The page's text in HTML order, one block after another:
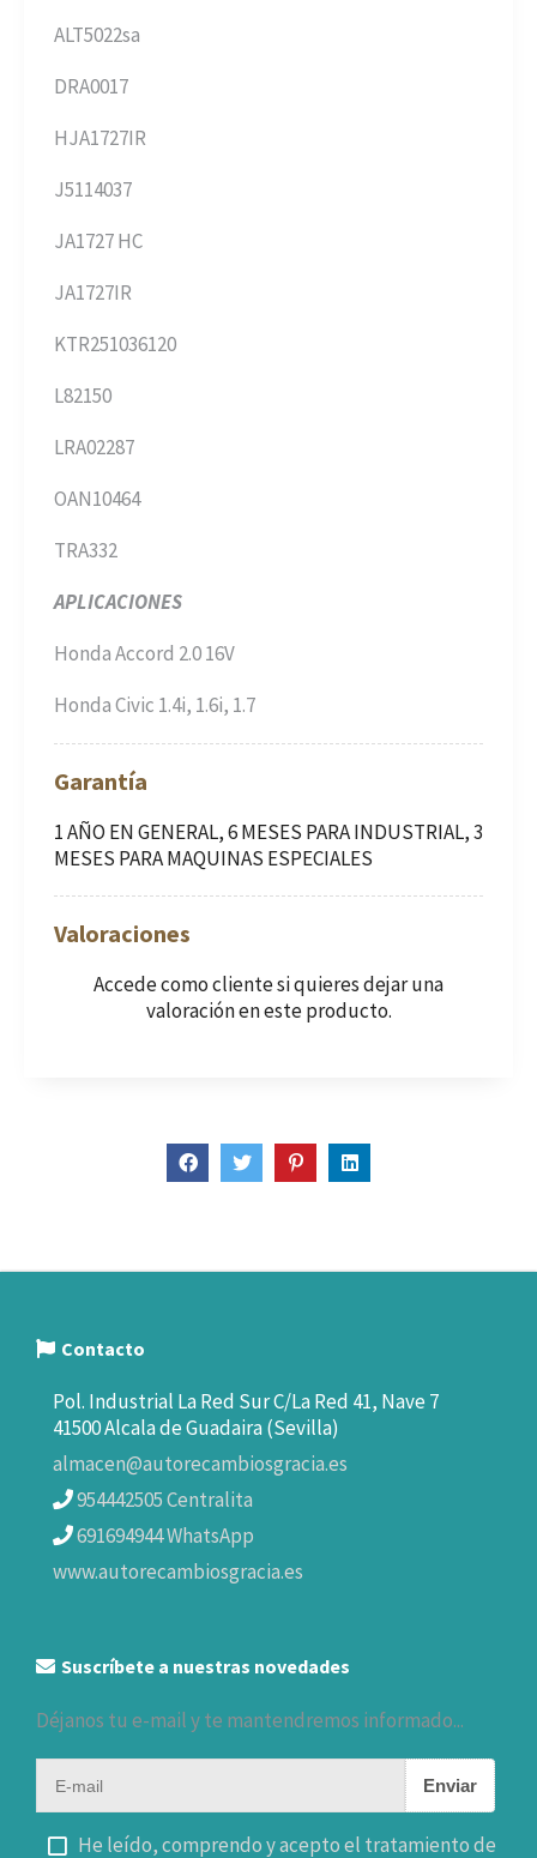
ALT5022sa
DRA0017
HJA1727IR
J5114037
JA1727 HC
JA1727IR
KTR251036120
L82150
LRA02287
OAN10464
TRA332
APLICACIONES
Honda Accord 2.0 16V
Honda Civic 1.4i, 1.6i, 1.7
Garantía
1 AÑO EN GENERAL, 6 MESES PARA INDUSTRIAL, 3
MESES PARA MAQUINAS ESPECIALES
Valoraciones
Accede como clientesi quieres dejar una
valoración en este producto.
Contacto
Pol. Industrial La Red Sur C/La Red 41, Nave 7
41500 Alcala de Guadaira (Sevilla)
almacen@autorecambiosgracia.es
954442505 Centralita
691694944 WhatsApp
www.autorecambiosgracia.es
Suscríbete a nuestras novedades
Déjanos tu e-mail y te mantendremos informado...
Enviar
He leído, comprendo y acepto el tratamiento de